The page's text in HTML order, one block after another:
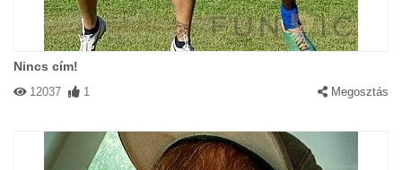
Nincs cím!
12037 1 Megosztás